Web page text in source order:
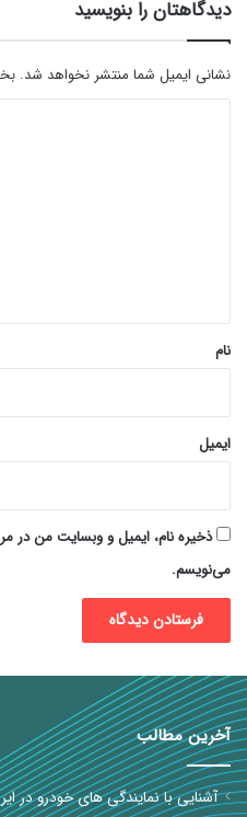
دیدگاهتان را بنویسید
نشانی ایمیل شما منتشر نخواهد شد.
نام
ایمیل
ذخیره نام، ایمیل و وبسایت من در
می‌نویسم.
آخرین مطالب
آشنایی با نمایندگی های خودرو در